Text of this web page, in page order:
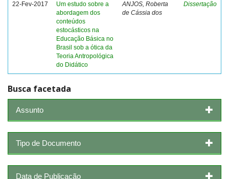
22-Fev-2017
Um estudo sobre a
abordagem dos
conteúdos
estocásticos na
Educação Básica no
Brasil sob a ótica da
Teoria Antropológica
do Didático
ANJOS, Roberta
de Cássia dos
Dissertação
Busca facetada
Assunto
Tipo de Documento
Data de Publicação